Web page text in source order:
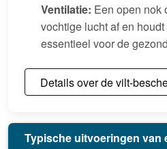
Ventilatie: Een open nok
vochtige lucht af en
essentieel voor de
Details over de vilt-
Typische uitvoeringen van